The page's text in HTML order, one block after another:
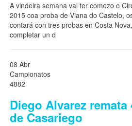
A vindeira semana vai ter comezo o
2015 coa proba de Viana do Castelo,
contará con tres probas en Costa
completar un d
08 Abr
Campionatos
4882
Diego Alvarez remata
de Casariego